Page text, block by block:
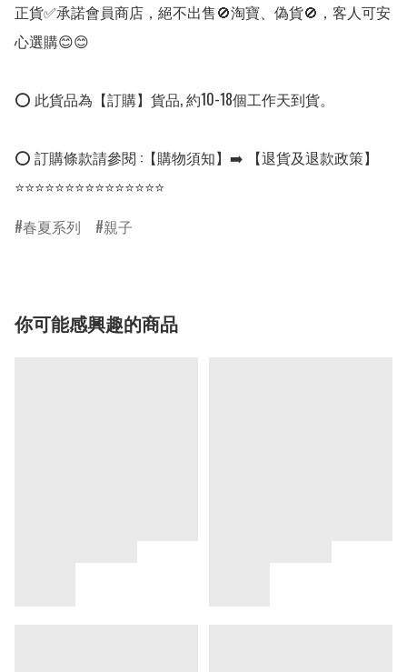
正貨✅承諾會員商店，絕不出售🚫淘寶、偽貨🚫，客人可安
心選購😊😊
⭕ 此貨品為【訂購】貨品, 約10-18個工作天到貨。
⭕ 訂購條款請參閱 :【購物須知】➡️ 【退貨及退款政策】
⭐⭐⭐⭐⭐⭐⭐⭐⭐⭐⭐⭐⭐⭐⭐
春夏系列
親子
你可能感興趣的商品